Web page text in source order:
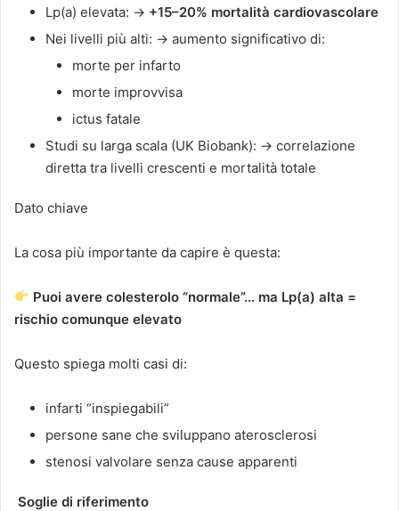
Lp(a) elevata: → +15–20% mortalità cardiovascolare
Nei livelli più alti: → aumento significativo di:
morte per infarto
morte improvvisa
ictus fatale
Studi su larga scala (UK Biobank): → correlazione
diretta tra livelli crescenti e mortalità totale
Dato chiave
La cosa più importante da capire è questa:
Puoi avere colesterolo “normale”… ma Lp(a) alta =
rischio comunque elevato
Questo spiega molti casi di:
infarti “inspiegabili”
persone sane che sviluppano aterosclerosi
stenosi valvolare senza cause apparenti
Soglie di riferimento